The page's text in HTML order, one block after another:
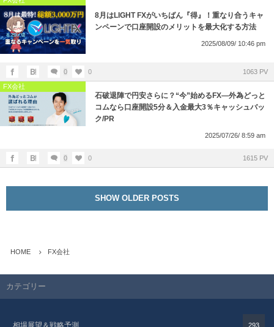
8月はLIGHT FXがいちばん『得』！重なり合うキャ
ンペーンで口座開設のメリットを最大化する方法
2025/08/09/ 10:46 pm
0 0
1063 PV
FX会社
石破退陣で円安さらに？“今”始めるFX—外為どっと
コムなら口座開設5分＆入金最大3％キャッシュバッ
ク/PR
2025/07/26/ 8:59 am
0 0 1615 PV
SHOW OLDER POSTS
HOME FX会社
カテゴリー
相場展望＆戦略予測 293